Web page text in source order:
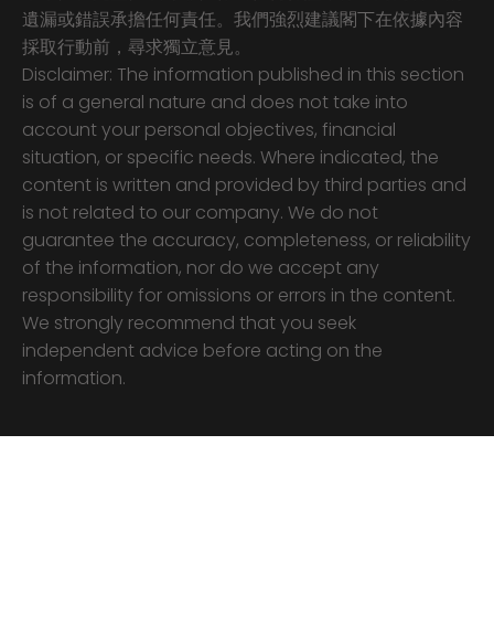
遺漏或錯誤承擔任何責任。我們強烈建議閣下在依據內容
採取行動前，尋求獨立意見。
Disclaimer: The information published in this section
is of a general nature and does not take into
account your personal objectives, financial
situation, or specific needs. Where indicated, the
content is written and provided by third parties and
is not related to our company. We do not
guarantee the accuracy, completeness, or reliability
of the information, nor do we accept any
responsibility for omissions or errors in the content.
We strongly recommend that you seek
independent advice before acting on the
information.